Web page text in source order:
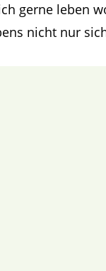
gerne
nicht nur